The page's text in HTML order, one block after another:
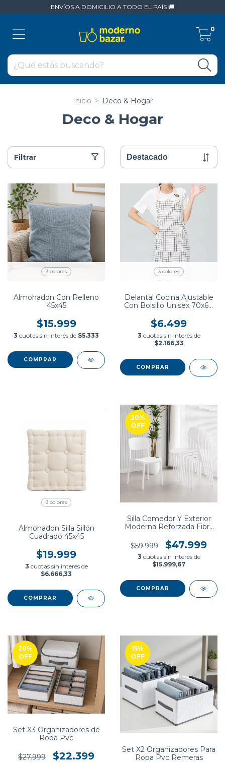
ENVÍOS A DOMICILIO A TODO EL PAÍS 🚚
0
Inicio > Deco & Hogar
Deco & Hogar
Filtrar
3 colores
Almohadon Con Relleno
45x45
$15.999
3 cuotas sin interés de $5.333
COMPRAR
3 colores
Delantal Cocina Ajustable
Con Bolsillo Unisex 70x68
$6.499
3 cuotas sin interés de
$2.166,33
COMPRAR
3 colores
Almohadon Silla Sillón
Cuadrado 45x45
$19.999
3 cuotas sin interés de
$6.666,33
COMPRAR
20%
OFF
Silla Comedor Y Exterior
Moderna Reforzada Fibra
$59.999
$47.999
3 cuotas sin interés de
$15.999,67
20%
OFF
Set X3 Organizadores de
Ropa Pvc
$27.999 $22.399
15%
OFF
Set X2 Organizadores Para
Ropa Pvc Remeras